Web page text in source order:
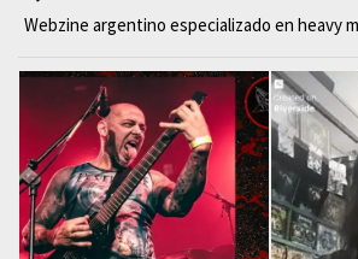
Webzine argentino especializado en heavy